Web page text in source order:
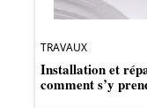
TRAVAUX
Installation et
comment s’y